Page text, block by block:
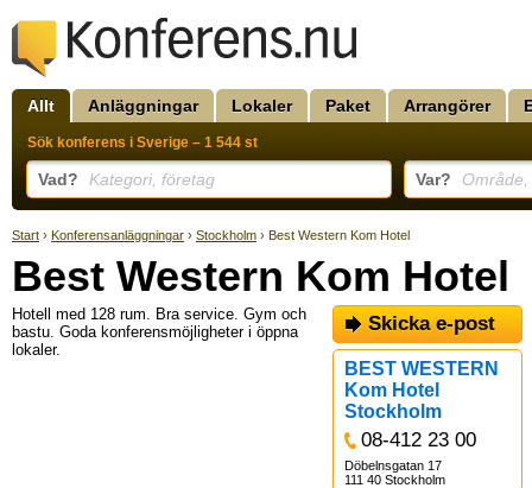
Allt Anläggningar Lokaler Paket Arrangörer
Sök konferens i Sverige – 1 544 st
Vad? Kategori, företag Var?
Start › Konferensanläggningar › Stockholm › Best Western Kom Hotel
Best Western Kom Hotel
Skicka e-post
BEST WESTERN
Kom Hotel
Stockholm
08-412 23 00
Döbelnsgatan 17
111 40 Stockholm
Hotell med 128 rum. Bra service. Gym och
bastu. Goda konferensmöjligheter i öppna
lokaler.